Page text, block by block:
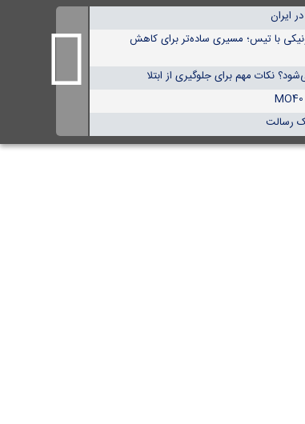
با تیس؛ مسیری ساده‌تر برای کاهش
نکات مهم برای جلوگیری از ابتلا
رسالت